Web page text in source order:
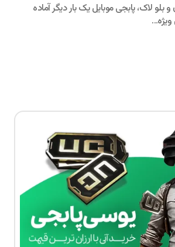
بلو لاک، پابجی موبایل یک بار دیگر آماده